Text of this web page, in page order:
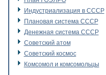
Индустриализация в СССР
Плановая система СССР
Денежная система СССР
Советский атом
Советский космос
Комсомол и комсомольцы